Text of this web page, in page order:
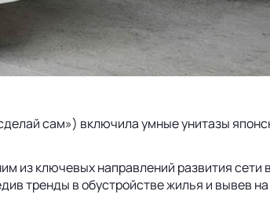
сам») включила умные унитазы
из ключевых направлений развития
тренды в обустройстве жилья и вывев на